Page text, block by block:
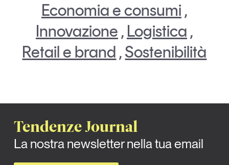
Economia e consumi ,
Innovazione , Logistica ,
Retail e brand ,Sostenibilità
Tendenze Journal
La nostra newsletter nella tua email